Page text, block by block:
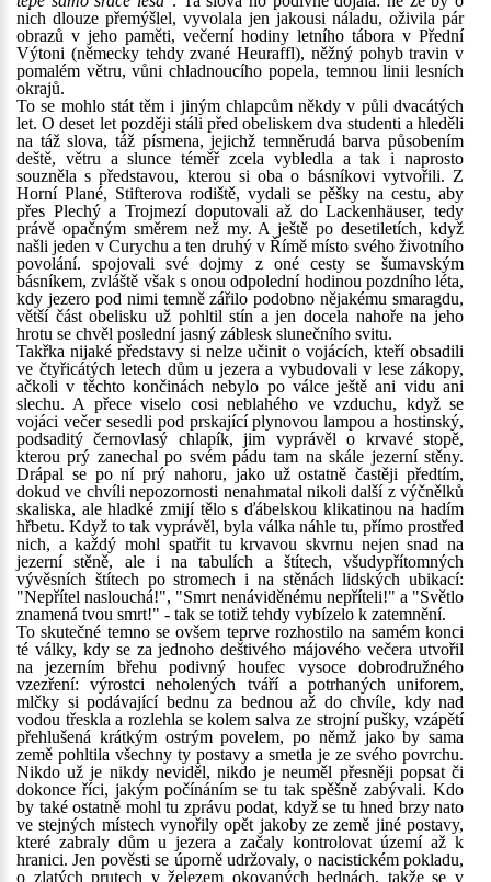
nich dlouze přemýšlel, vyvolala jen jakousi náladu, oživila pár
obrazů v jeho paměti, večerní hodiny letního tábora v Přední
Výtoni (německy tehdy zvané Heuraffl), něžný pohyb travin v
pomalém větru, vůni chladnoucího popela, temnou linii lesních
okrajů.
To se mohlo stát těm i jiným chlapcům někdy v půli dvacátých
let. O deset let později stáli před obeliskem dva studenti a hleděli
na táž slova, táž písmena, jejichž temněrudá barva působením
deště, větru a slunce téměř zcela vybledla a tak i naprosto
souzněla s představou, kterou si oba o básníkovi vytvořili. Z
Horní Plané, Stifterova rodiště, vydali se pěšky na cestu, aby
přes Plechý a Trojmezí doputovali až do Lackenhäuser, tedy
právě opačným směrem než my. A ještě po desetiletích, když
našli jeden v Curychu a ten druhý v Římě místo svého životního
povolání. spojovali své dojmy z oné cesty se šumavským
básníkem, zvláště však s onou odpolední hodinou pozdního léta,
kdy jezero pod nimi temně zářilo podobno nějakému smaragdu,
větší část obelisku už pohltil stín a jen docela nahoře na jeho
hrotu se chvěl poslední jasný záblesk slunečního svitu.
Takřka nijaké představy si nelze učinit o vojácích, kteří obsadili
ve čtyřicátých letech dům u jezera a vybudovali v lese zákopy,
ačkoli v těchto končinách nebylo po válce ještě ani vidu ani
slechu. A přece viselo cosi neblahého ve vzduchu, když se
vojáci večer sesedli pod prskající plynovou lampou a hostinský,
podsaditý černovlasý chlapík, jim vyprávěl o krvavé stopě,
kterou prý zanechal po svém pádu tam na skále jezerní stěny.
Drápal se po ní prý nahoru, jako už ostatně častěji předtím,
dokud ve chvíli nepozornosti nenahmatal nikoli další z výčnělků
skaliska, ale hladké zmijí tělo s ďábelskou klikatinou na hadím
hřbetu. Když to tak vyprávěl, byla válka náhle tu, přímo prostřed
nich, a každý mohl spatřit tu krvavou skvrnu nejen snad na
jezerní stěně, ale i na tabulích a štítech, všudypřítomných
vývěsních štítech po stromech i na stěnách lidských ubikací:
"Nepřítel naslouchá!", "Smrt nenáviděnému nepříteli!" a "Světlo
znamená tvou smrt!" - tak se totiž tehdy vybízelo k zatemnění.
To skutečné temno se ovšem teprve rozhostilo na samém konci
té války, kdy se za jednoho deštivého májového večera utvořil
na jezerním břehu podivný houfec vysoce dobrodružného
vzezření: výrostci neholených tváří a potrhaných uniforem,
mlčky si podávající bednu za bednou až do chvíle, kdy nad
vodou třeskla a rozlehla se kolem salva ze strojní pušky, vzápětí
přehlušená krátkým ostrým povelem, po němž jako by sama
země pohltila všechny ty postavy a smetla je ze svého povrchu.
Nikdo už je nikdy neviděl, nikdo je neuměl přesněji popsat či
dokonce říci, jakým počínáním se tu tak spěšně zabývali. Kdo
by také ostatně mohl tu zprávu podat, když se tu hned brzy nato
ve stejných místech vynořily opět jakoby ze země jiné postavy,
které zabraly dům u jezera a začaly kontrolovat území až k
hranici. Jen pověsti se úporně udržovaly, o nacistickém pokladu,
o zlatých prutech v železem okovaných bednách, takže se v